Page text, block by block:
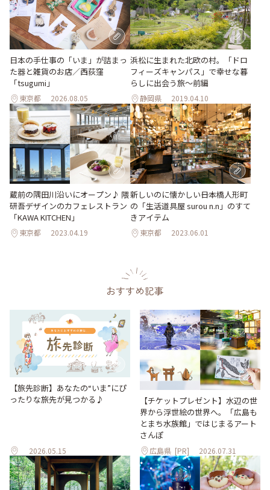
日本の手仕事の「いま」が詰まっ
た器と雑貨のお店／西荻窪
「tsugumi」
東京都 2026.08.05
浜松に生まれた北欧の村。「ドロ
フィーズキャンパス」で幸せな暮
らしに出会う旅～前編
静岡県 2019.04.10
蔵前の隅田川沿いにオープン♪ 隈
研吾デザインのカフェレストラン
「KAWA KITCHEN」
東京都 2023.04.19
新しいのに懐かしい――日本橋人形町
の「生活道具屋 surou n.n」のすて
きアイテム
東京都 2023.06.01
おすすめ記事
【旅先診断】あなたの“いま”にぴ
ったりな旅先が見つかる♪
2026.05.15
【チケットプレゼント】水辺の世
界から浮世絵の世界へ。「広島も
とまち水族館」ではじまるアート
さんぽ
広島県 [PR] 2026.07.31